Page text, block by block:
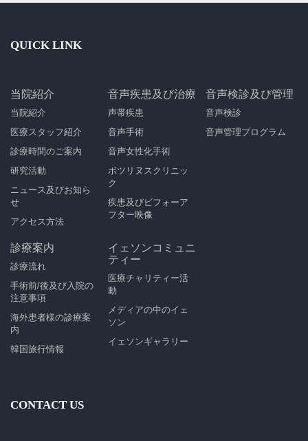
QUICK LINK
当院紹介
当院紹介
医療スタッフ紹介
診療時間のご案内
研究活動
ニュース及びお知ら
せ
アクセス方法
音声疾患及び治療
声帯疾患
音声手術
音声女性化手術
ボツリヌスクリニッ
ク
疾患及びビフォーア
フター映像
音声検診及び管理
音声検診
音声管理プログラム
診療案内
診療流れ
手術前/後及び入院の
注意事項
海外患者様の診療案
内
韓国旅行情報
イェソンコミュニ
ティー
医療チャリティー活
動
メディアの中のイェ
ソン
イェソンギャラリー
CONTACT US